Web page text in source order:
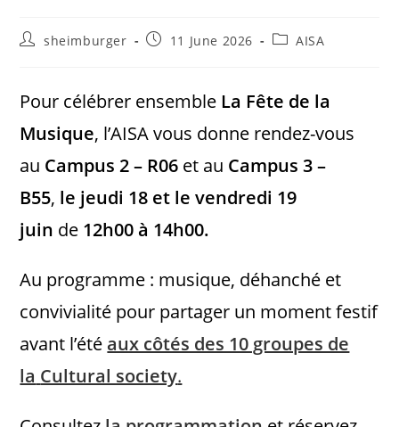
sheimburger 11 June 2026 AISA
Pour célébrer ensemble La Fête de la
Musique, l’AISA vous donne rendez-vous
au Campus 2 – R06 et au Campus 3 –
B55, le jeudi 18 et le vendredi 19
juin de 12h00 à 14h00.
Au programme : musique, déhanché et
convivialité pour partager un moment festif
avant l’été aux côtés des 10 groupes de
la Cultural society.